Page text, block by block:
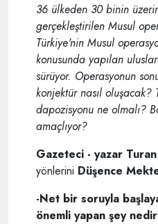
36 ülkeden 30 binin
gerçekleştirilen Musul
Türkiye'nin Musul
konusunda yapılan
sürüyor. Operasyonun
konjektür nasıl oluşacak?
dapozisyonu ne olmalı?
amaçlıyor?
Gazeteci - yazar Turan
yönlerini Düşence
-Net bir soruyla
önemli yapan şey